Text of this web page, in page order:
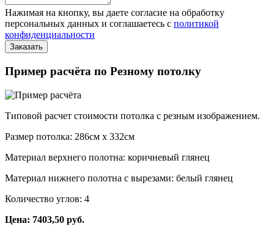
Нажимая на кнопку, вы даете согласие на обработку
персональных данных и соглашаетесь с политикой
конфиденциальности
Пример расчёта по Резному потолку
Типовой расчет стоимости потолка с резным изображением.
Размер потолка: 286см x 332см
Материал верхнего полотна: коричневый глянец
Материал нижнего полотна с вырезами: белый глянец
Количество углов: 4
Цена: 7403,50 руб.